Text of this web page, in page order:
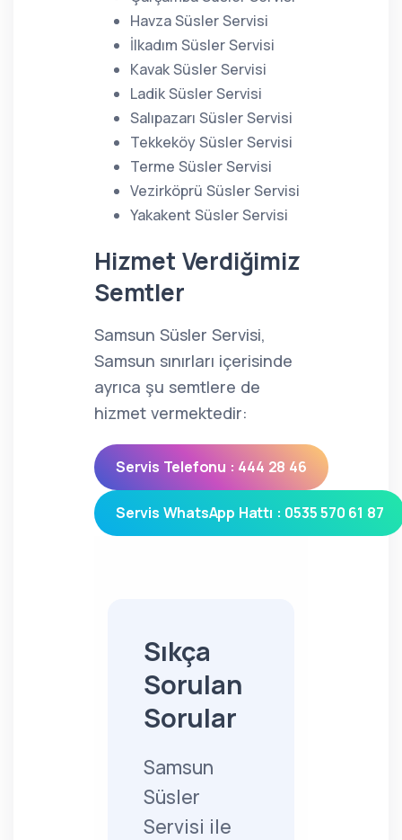
Havza Süsler Servisi
İlkadım Süsler Servisi
Kavak Süsler Servisi
Ladik Süsler Servisi
Salıpazarı Süsler Servisi
Tekkeköy Süsler Servisi
Terme Süsler Servisi
Vezirköprü Süsler Servisi
Yakakent Süsler Servisi
Hizmet Verdiğimiz
Semtler
Samsun Süsler Servisi,
Samsun sınırları içerisinde
ayrıca şu semtlere de
hizmet vermektedir:
Servis Telefonu : 444 28 46
Servis WhatsApp Hattı : 0535 570 61 87
Sıkça
Sorulan
Sorular
Samsun
Süsler
Servisi ile